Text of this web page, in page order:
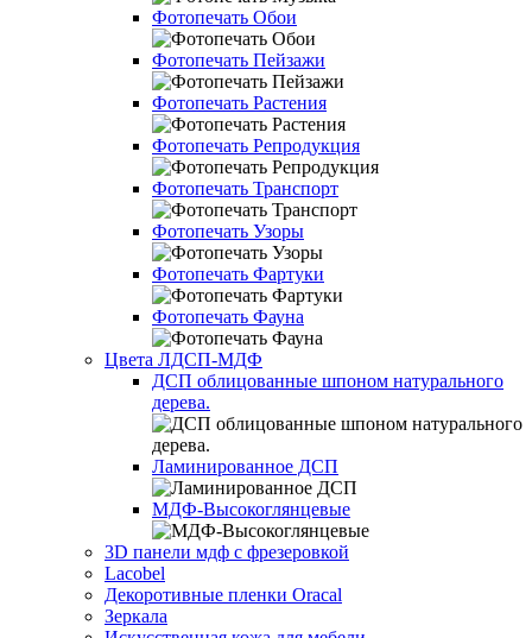
Фотопечать Обои
Фотопечать Пейзажи
Фотопечать Растения
Фотопечать Репродукция
Фотопечать Транспорт
Фотопечать Узоры
Фотопечать Фартуки
Фотопечать Фауна
Цвета ЛДСП-МДФ
ДСП облицованные шпоном натурального
дерева.
Ламинированное ДСП
МДФ-Высокоглянцевые
3D панели мдф с фрезеровкой
Lacobel
Декоротивные пленки Oracal
Зеркала